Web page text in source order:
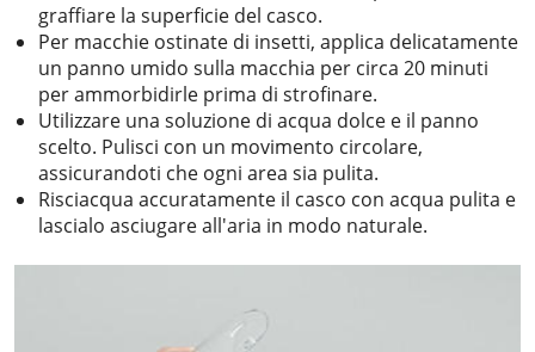
graffiare la superficie del casco.
Per macchie ostinate di insetti, applica delicatamente
un panno umido sulla macchia per circa 20 minuti
per ammorbidirle prima di strofinare.
Utilizzare una soluzione di acqua dolce e il panno
scelto. Pulisci con un movimento circolare,
assicurandoti che ogni area sia pulita.
Risciacqua accuratamente il casco con acqua pulita e
lascialo asciugare all'aria in modo naturale.